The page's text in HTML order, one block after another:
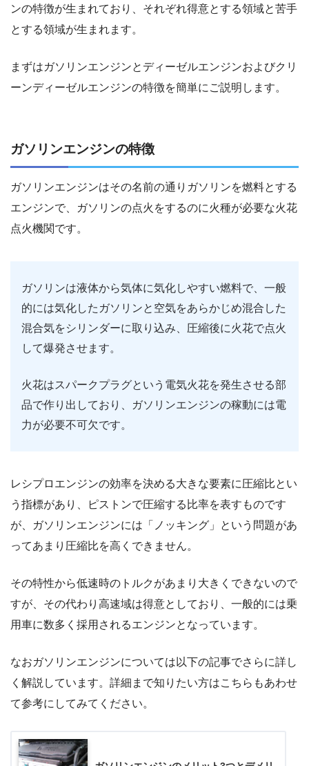
ンの特徴が生まれており、それぞれ得意とする領域と苦手
とする領域が生まれます。
まずはガソリンエンジンとディーゼルエンジンおよびクリ
ーンディーゼルエンジンの特徴を簡単にご説明します。
ガソリンエンジンの特徴
ガソリンエンジンはその名前の通りガソリンを燃料とする
エンジンで、ガソリンの点火をするのに火種が必要な火花
点火機関です。
ガソリンは液体から気体に気化しやすい燃料で、一般
的には気化したガソリンと空気をあらかじめ混合した
混合気をシリンダーに取り込み、圧縮後に火花で点火
して爆発させます。
火花はスパークプラグという電気火花を発生させる部
品で作り出しており、ガソリンエンジンの稼動には電
力が必要不可欠です。
レシプロエンジンの効率を決める大きな要素に圧縮比とい
う指標があり、ピストンで圧縮する比率を表すものです
が、ガソリンエンジンには「ノッキング」という問題があ
ってあまり圧縮比を高くできません。
その特性から低速時のトルクがあまり大きくできないので
すが、その代わり高速域は得意としており、一般的には乗
用車に数多く採用されるエンジンとなっています。
なおガソリンエンジンについては以下の記事でさらに詳し
く解説しています。詳細まで知りたい方はこちらもあわせ
て参考にしてみてください。